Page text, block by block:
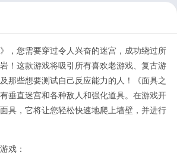
，您需要穿过令人兴奋的迷宫，成功绕过所
！这款游戏将吸引所有喜欢老游戏、复古游
那些想要测试自己反应能力的人！《面具之
垂直迷宫和各种敌人和强化道具。在游戏开
具，它将让您轻松快速地爬上墙壁，并进行
戏：